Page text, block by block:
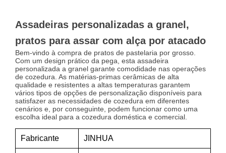
Assadeiras personalizadas a granel,
pratos para assar com alça por atacado
Bem-vindo à compra de pratos de pastelaria por grosso.
Com um design prático da pega, esta assadeira
personalizada a granel garante comodidade nas operações
de cozedura. As matérias-primas cerâmicas de alta
qualidade e resistentes a altas temperaturas garantem
vários tipos de opções de personalização disponíveis para
satisfazer as necessidades de cozedura em diferentes
cenários e, por conseguinte, podem funcionar como uma
escolha ideal para a cozedura doméstica e comercial.
Fabricante JINHUA